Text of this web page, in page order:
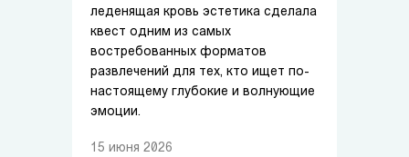
леденящая кровь эстетика сделала
квест одним из самых
востребованных форматов
развлечений для тех, кто ищет по-
настоящему глубокие и волнующие
эмоции.
15 июня 2026